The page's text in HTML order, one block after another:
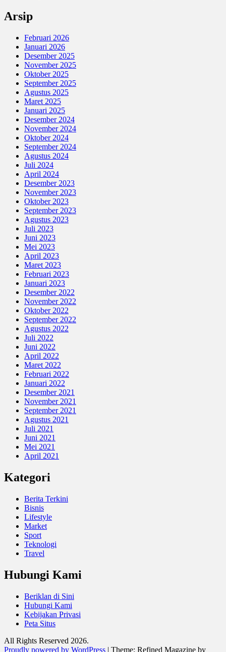
Arsip
Februari 2026
Januari 2026
Desember 2025
November 2025
Oktober 2025
September 2025
Agustus 2025
Maret 2025
Januari 2025
Desember 2024
November 2024
Oktober 2024
September 2024
Agustus 2024
Juli 2024
April 2024
Desember 2023
November 2023
Oktober 2023
September 2023
Agustus 2023
Juli 2023
Juni 2023
Mei 2023
April 2023
Maret 2023
Februari 2023
Januari 2023
Desember 2022
November 2022
Oktober 2022
September 2022
Agustus 2022
Juli 2022
Juni 2022
April 2022
Maret 2022
Februari 2022
Januari 2022
Desember 2021
November 2021
September 2021
Agustus 2021
Juli 2021
Juni 2021
Mei 2021
April 2021
Kategori
Berita Terkini
Bisnis
Lifestyle
Market
Sport
Teknologi
Travel
Hubungi Kami
Beriklan di Sini
Hubungi Kami
Kebijakan Privasi
Peta Situs
All Rights Reserved 2026.
Proudly powered by WordPress | Theme: Refined Magazine by